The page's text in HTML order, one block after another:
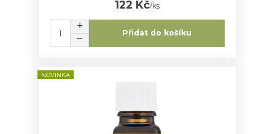
122 Kč/ks
Přidat do košíku
NOVINKA